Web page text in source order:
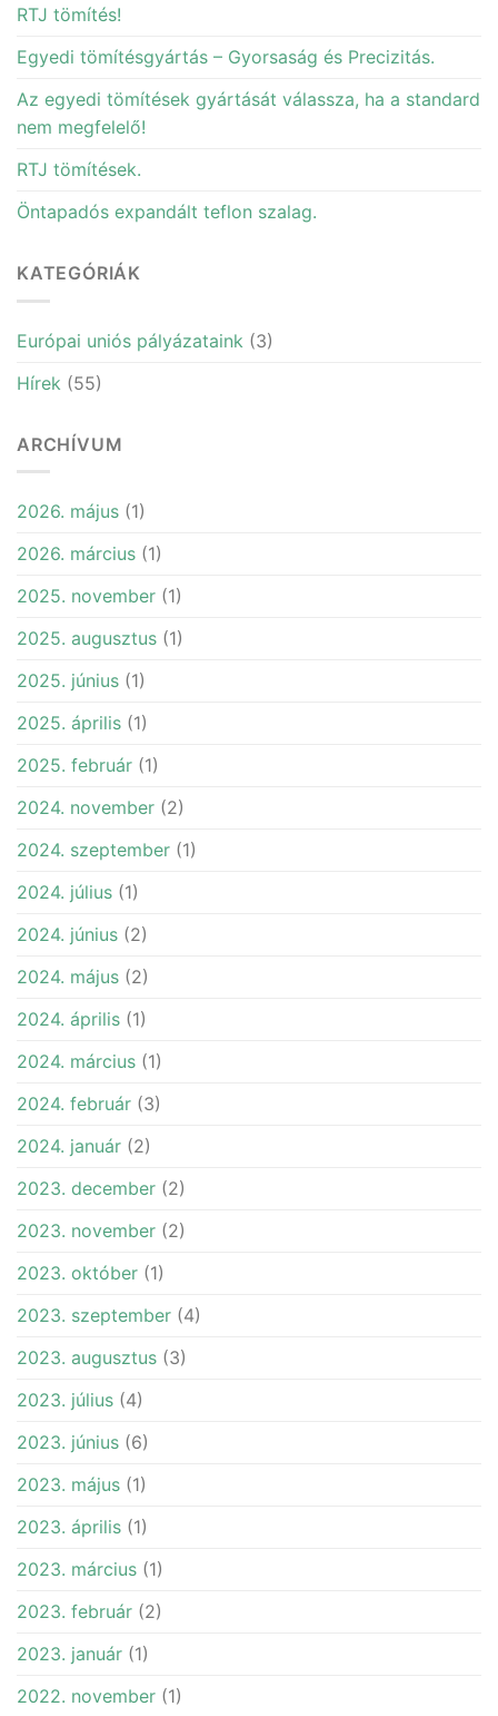
RTJ tömítés!
Egyedi tömítésgyártás – Gyorsaság és Precizitás.
Az egyedi tömítések gyártását válassza, ha a standard
nem megfelelő!
RTJ tömítések.
Öntapadós expandált teflon szalag.
KATEGÓRIÁK
Európai uniós pályázataink (3)
Hírek (55)
ARCHÍVUM
2026. május (1)
2026. március (1)
2025. november (1)
2025. augusztus (1)
2025. június (1)
2025. április (1)
2025. február (1)
2024. november (2)
2024. szeptember (1)
2024. július (1)
2024. június (2)
2024. május (2)
2024. április (1)
2024. március (1)
2024. február (3)
2024. január (2)
2023. december (2)
2023. november (2)
2023. október (1)
2023. szeptember (4)
2023. augusztus (3)
2023. július (4)
2023. június (6)
2023. május (1)
2023. április (1)
2023. március (1)
2023. február (2)
2023. január (1)
2022. november (1)